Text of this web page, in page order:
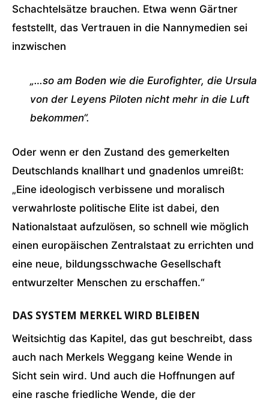
Schachtelsätze brauchen. Etwa wenn Gärtner
feststellt, das Vertrauen in die Nannymedien sei
inzwischen
„…so am Boden wie die Eurofighter, die Ursula
von der Leyens Piloten nicht mehr in die Luft
bekommen“.
Oder wenn er den Zustand des gemerkelten
Deutschlands knallhart und gnadenlos umreißt:
„Eine ideologisch verbissene und moralisch
verwahrloste politische Elite ist dabei, den
Nationalstaat aufzulösen, so schnell wie möglich
einen europäischen Zentralstaat zu errichten und
eine neue, bildungsschwache Gesellschaft
entwurzelter Menschen zu erschaffen.“
DAS SYSTEM MERKEL WIRD BLEIBEN
Weitsichtig das Kapitel, das gut beschreibt, dass
auch nach Merkels Weggang keine Wende in
Sicht sein wird. Und auch die Hoffnungen auf
eine rasche friedliche Wende, die der